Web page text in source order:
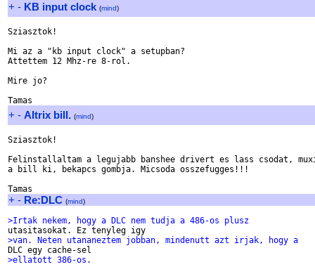
+ - KB input clock (mind)
Sziasztok!
Mi az a "kb input clock" a setupban?
Attettem 12 Mhz-re 8-rol.
Mire jo?
+ - Altrix bill. (mind)
Sziasztok!
Felinstallaltam a legujabb banshee drivert es lass csodat,
a bill ki, bekapcs gombja. Micsoda osszefugges!!!
+ - Re:DLC (mind)
>Irtak nekem, hogy a DLC nem tudja a 486-os plusz
>van. Neten utananeztem jobban, mindenutt azt irjak, hogy a
>ellatott 386-os.